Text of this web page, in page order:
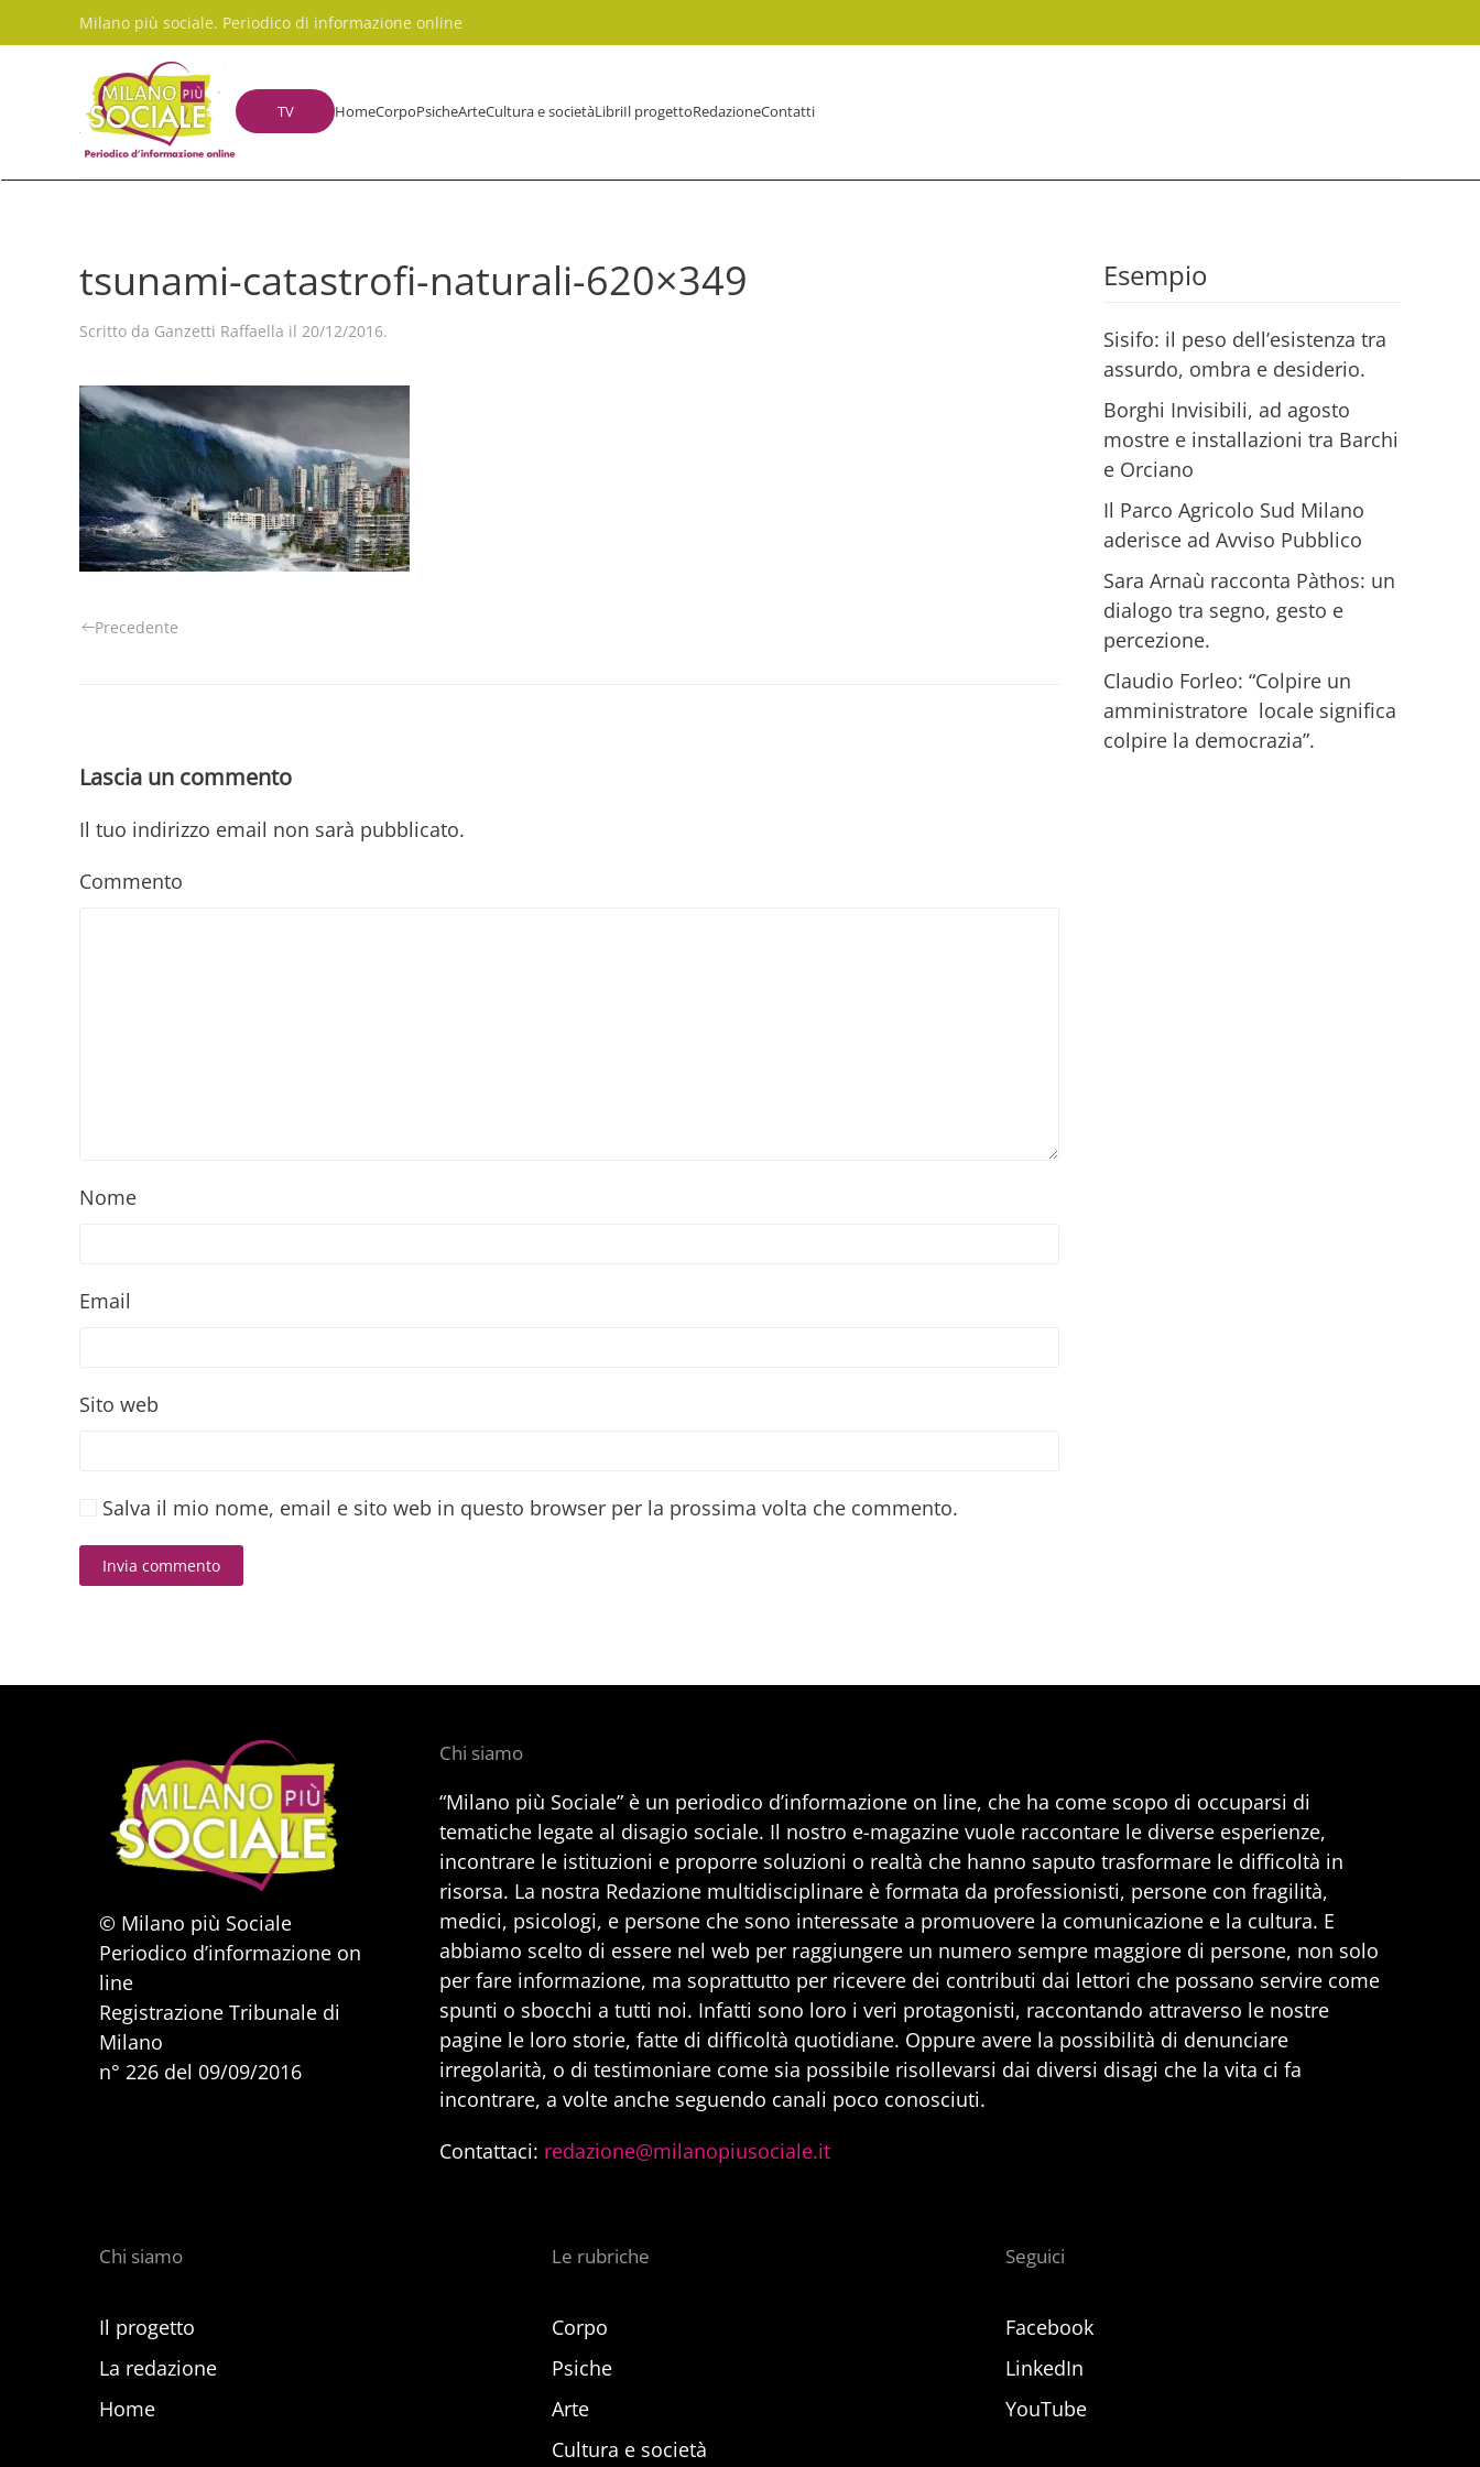
Skip to main content
Milano più sociale. Periodico di informazione online
TV HomeCorpoPsicheArteCultura e societàLibriIl progettoRedazioneContatti
tsunami-catastrofi-naturali-620×349
Scritto da Ganzetti Raffaella il 20/12/2016.
Precedente
Lascia un commento
Il tuo indirizzo email non sarà pubblicato.
Commento
Nome
Email
Sito web
Salva il mio nome, email e sito web in questo browser per la prossima volta che commento.
Invia commento
Esempio
Sisifo: il peso dell’esistenza tra
assurdo, ombra e desiderio.
Borghi Invisibili, ad agosto
mostre e installazioni tra Barchi
e Orciano
Il Parco Agricolo Sud Milano
aderisce ad Avviso Pubblico
Sara Arnaù racconta Pàthos: un
dialogo tra segno, gesto e
percezione.
Claudio Forleo: “Colpire un
amministratore locale significa
colpire la democrazia”.
© Milano più Sociale
Periodico d’informazione on
line
Registrazione Tribunale di
Milano
n° 226 del 09/09/2016
Chi siamo
“Milano più Sociale” è un periodico d’informazione on line, che ha come scopo di occuparsi di
tematiche legate al disagio sociale. Il nostro e-magazine vuole raccontare le diverse esperienze,
incontrare le istituzioni e proporre soluzioni o realtà che hanno saputo trasformare le difficoltà in
risorsa. La nostra Redazione multidisciplinare è formata da professionisti, persone con fragilità,
medici, psicologi, e persone che sono interessate a promuovere la comunicazione e la cultura. E
abbiamo scelto di essere nel web per raggiungere un numero sempre maggiore di persone, non solo
per fare informazione, ma soprattutto per ricevere dei contributi dai lettori che possano servire come
spunti o sbocchi a tutti noi. Infatti sono loro i veri protagonisti, raccontando attraverso le nostre
pagine le loro storie, fatte di difficoltà quotidiane. Oppure avere la possibilità di denunciare
irregolarità, o di testimoniare come sia possibile risollevarsi dai diversi disagi che la vita ci fa
incontrare, a volte anche seguendo canali poco conosciuti.
Contattaci: redazione@milanopiusociale.it
Chi siamo
Il progetto
La redazione
Home
Le rubriche
Corpo
Psiche
Arte
Cultura e società
Seguici
Facebook
LinkedIn
YouTube